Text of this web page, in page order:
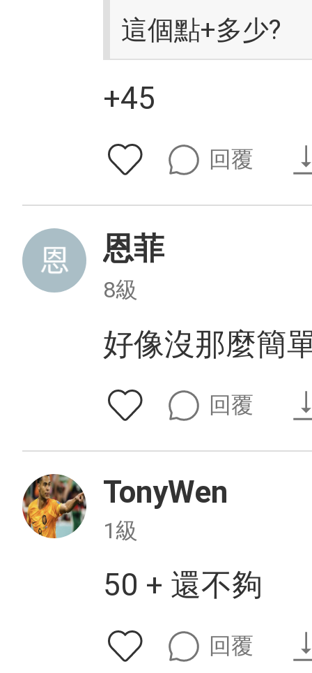
這個點+多少?
+45
回覆
恩菲
8級
好像沒那麼簡
回覆
TonyWen
1級
50 + 還不夠
回覆